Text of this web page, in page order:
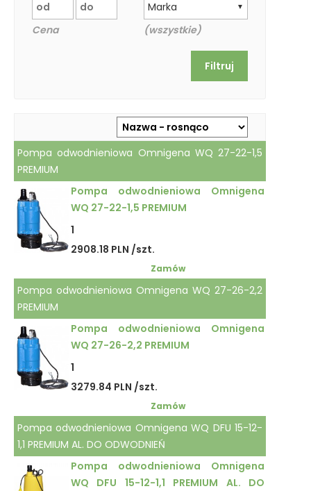
Cena
▼
Marka
(wszystkie)
Pompa odwodnieniowa Omnigena WQ 27-22-1,5
PREMIUM
Pompa odwodnieniowa Omnigena
WQ 27-22-1,5 PREMIUM
1
2908.18 PLN /szt.
Zamów
Pompa odwodnieniowa Omnigena WQ 27-26-2,2
PREMIUM
Pompa odwodnieniowa Omnigena
WQ 27-26-2,2 PREMIUM
1
3279.84 PLN /szt.
Zamów
Pompa odwodnieniowa Omnigena WQ DFU 15-12-
1,1 PREMIUM AL. DO ODWODNIEŃ
Pompa odwodnieniowa Omnigena
WQ DFU 15-12-1,1 PREMIUM AL. DO